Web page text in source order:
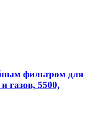
фильтром для
газов, 5500,